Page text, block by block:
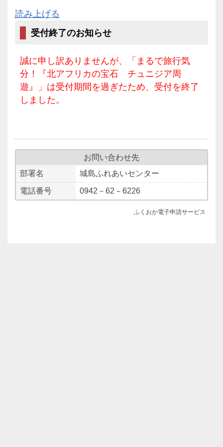
読み上げる
受付終了のお知らせ
誠に申し訳ありませんが、「まるで旅行気
分！『北アフリカの宝石 チュニジア周
遊』」は受付期間を過ぎたため、受付を終了
しました。
お問い合わせ先
部署名
城島ふれあいセンター
電話番号 0942－62－6226
ふくおか電子申請サービス